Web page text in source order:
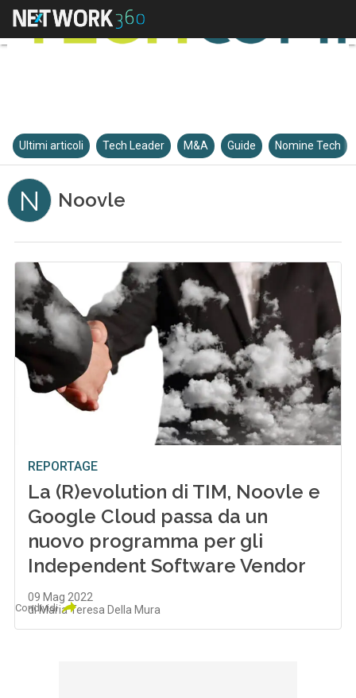
Ultimi articoli Tech Leader M&A Guide Nomine Tech
N Noovle
REPORTAGE
La (R)evolution di TIM, Noovle e
Google Cloud passa da un
nuovo programma per gli
Independent Software Vendor
09 Mag 2022
di Maria Teresa Della Mura
Condividi